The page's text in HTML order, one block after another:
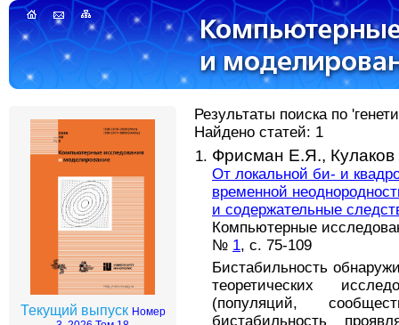
Текущий выпуск Номер
Результаты поиска по
Найдено статей: 1
Фрисман Е.Я.,
От локальной би- и
временной
и содержательные
Компьютерные
№ 1, с. 75-109
Бистабильность
теоретических
(популяций,
бистабильность